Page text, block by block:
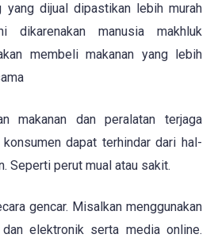
yang dijual dipastikan lebih murah
manusia makhluk
membeli makanan yang lebih
makanan dan peralatan terjaga
dapat terhindar dari hal-
Seperti perut mual atau sakit.
gencar. Misalkan menggunakan
elektronik serta media online.